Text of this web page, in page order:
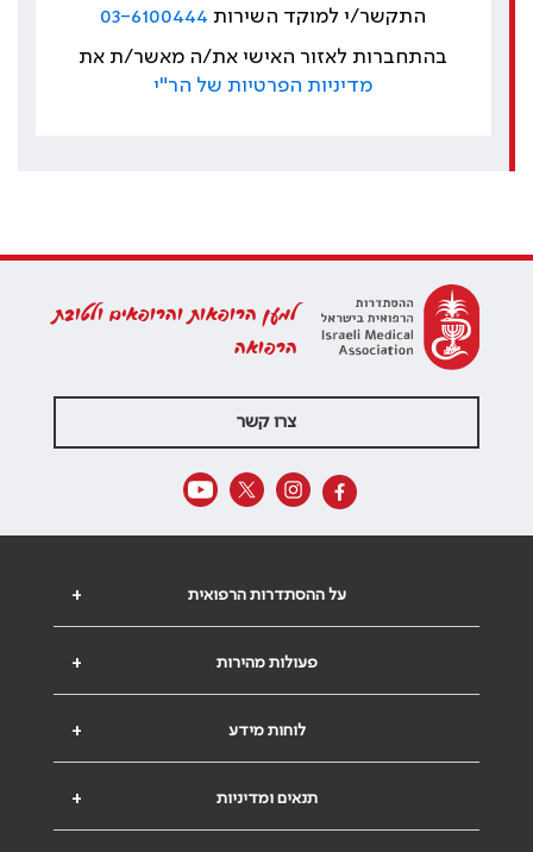
התקשר/י למוקד השירות 03-6100444
בהתחברות לאזור האישי את/ה מאשר/ת את
מדיניות הפרטיות של הר"י
למען הרופאות והרופאים ולטובת
הרפואה
צרו קשר
+ על ההסתדרות הרפואית
+ פעולות מהירות
+ לוחות מידע
+ תנאים ומדיניות